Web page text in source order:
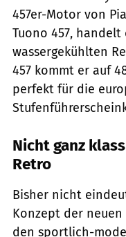
457er-Motor von
Tuono 457,
wassergekühlten
457 kommt er auf
perfekt für die
Nicht ganz
Retro
Bisher nicht
Konzept der neuen
den sportlich-